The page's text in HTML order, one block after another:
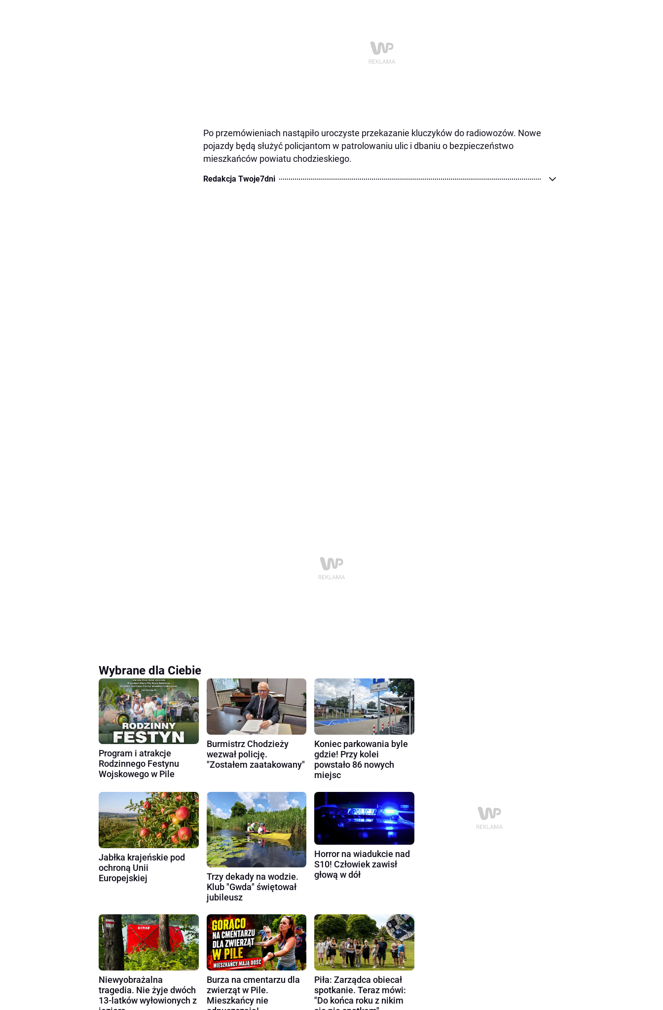
Po przemówieniach nastąpiło uroczyste przekazanie kluczyków do radiowozów. Nowe
pojazdy będą służyć policjantom w patrolowaniu ulic i dbaniu o bezpieczeństwo
mieszkańców powiatu chodzieskiego.
Redakcja Twoje7dni
Wybrane dla Ciebie
Program i atrakcje
Rodzinnego Festynu
Wojskowego w Pile
Burmistrz Chodzieży
wezwał policję.
"Zostałem zaatakowany"
Koniec parkowania byle
gdzie! Przy kolei
powstało 86 nowych
miejsc
Jabłka krajeńskie pod
ochroną Unii
Europejskiej
Trzy dekady na wodzie.
Klub "Gwda" świętował
jubileusz
Horror na wiadukcie nad
S10! Człowiek zawisł
głową w dół
Niewyobrażalna
tragedia. Nie żyje dwóch
13-latków wyłowionych z
Burza na cmentarzu dla
zwierząt w Pile.
Mieszkańcy nie
Piła: Zarządca obiecał
spotkanie. Teraz mówi:
"Do końca roku z nikim